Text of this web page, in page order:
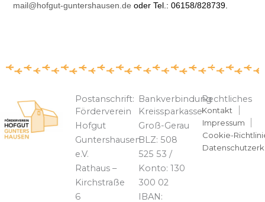
mail@hofgut-guntershausen.de oder Tel.: 06158/828739.
Postanschrift:
Förderverein
Hofgut
Guntershausen
e.V.
Rathaus –
Kirchstraße
6
Bankverbindung
Kreissparkasse
Groß-Gerau
BLZ: 508
525 53 /
Konto: 130
300 02
IBAN:
Rechtliches
Kontakt
Impressum
Cookie-